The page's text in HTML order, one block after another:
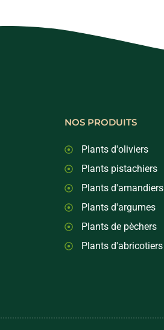
NOS PRODUITS
Plants d'oliviers
Plants pistachiers
Plants d'amandiers
Plants d'argumes
Plants de pèchers
Plants d'abricotiers